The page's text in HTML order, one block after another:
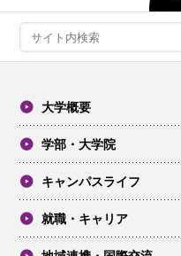
大学概要
学部・大学院
キャンパスライフ
就職・キャリア